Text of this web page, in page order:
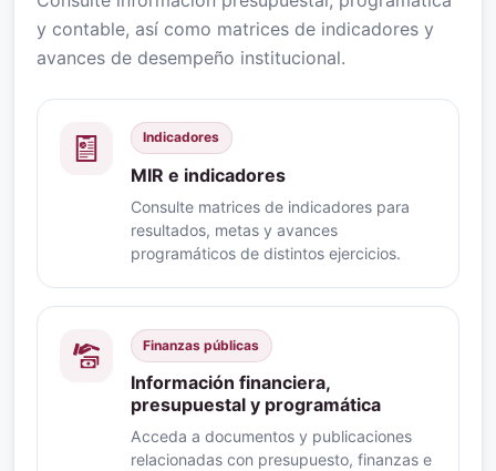
y contable, así como matrices de indicadores y
avances de desempeño institucional.
Indicadores
MIR e indicadores
Consulte matrices de indicadores para
resultados, metas y avances
programáticos de distintos ejercicios.
Finanzas públicas
Información financiera,
presupuestal y programática
Acceda a documentos y publicaciones
relacionadas con presupuesto, finanzas e